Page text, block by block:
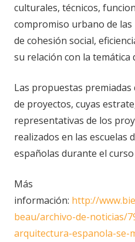
culturales, técnicos,
compromiso urbano de
de cohesión social,
su relación con la temática
Las propuestas
de proyectos, cuyas
representativas de los
realizados en las escuelas
españolas durante el curso
Más
información: http://
beau/archivo-de-noticias/
arquitectura-espanola-se-